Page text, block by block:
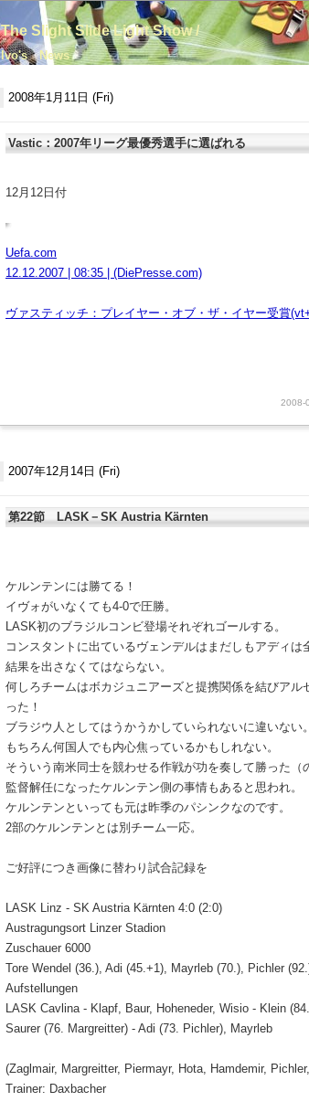
The Slight Slide Light Show /
Ivo's News
2008年1月11日 (Fri)
Vastic：2007年リーグ最優秀選手に選ばれる
12月12日付
Uefa.com
12.12.2007 | 08:35 | (DiePresse.com)
ヴァスティッチ：プレイヤー・オブ・ザ・イヤー受賞
2008-
2007年12月14日 (Fri)
第22節 LASK－SK Austria Kärnten
ケルンテンには勝てる！
イヴォがいなくても4-0で圧勝。
LASK初のブラジルコンビ登場それぞれゴールする。
コンスタントに出ているヴェンデルはまだしもアディは
結果を出さなくてはならない。
何しろチームはボカジュニアーズと提携関係を結びアル
った！
ブラジウ人としてはうかうかしていられないに違いない。
もちろん何国人でも内心焦っているかもしれない。
そういう南米同士を競わせる作戦が功を奏して勝った（
監督解任になったケルンテン側の事情もあると思われ。
ケルンテンといっても元は昨季のパシンクなのです。
2部のケルンテンとは別チーム一応。
ご好評につき画像に替わり試合記録を
LASK Linz - SK Austria Kärnten 4:0 (2:0)
Austragungsort Linzer Stadion
Zuschauer 6000
Tore Wendel (36.), Adi (45.+1), Mayrleb (70.), Pichler
Aufstellungen
LASK Cavlina - Klapf, Baur, Hoheneder, Wisio - Klein
Saurer (76. Margreitter) - Adi (73. Pichler), Mayrleb
(Zaglmair, Margreitter, Piermayr, Hota, Hamdemir,
Trainer: Daxbacher